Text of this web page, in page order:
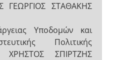
ΓΕΩΡΓΙΟΣ ΣΤΑΘΑΚΗΣ
Υποδομών και
Πολιτικής
ΣΠΙΡΤΖΗΣ